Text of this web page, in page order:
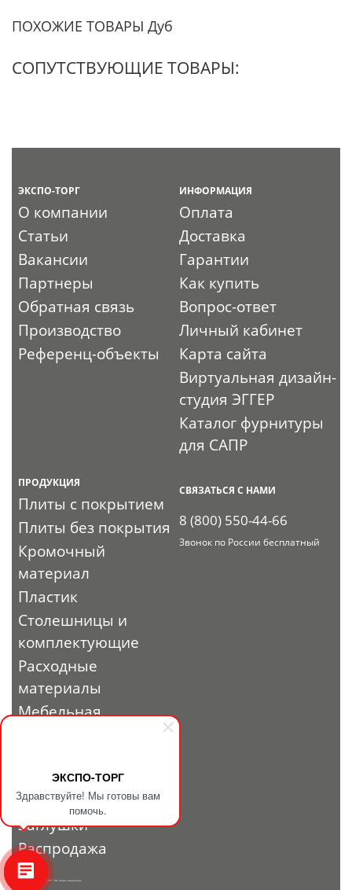
ЭКСПО-ТОРГ
Здравствуйте! Мы готовы вам
помочь.
ПОХОЖИЕ ТОВАРЫ Дуб
СОПУТСТВУЮЩИЕ ТОВАРЫ:
ЭКСПО-ТОРГ
О компании
Статьи
Вакансии
Партнеры
Обратная связь
Производство
Референц-объекты
ИНФОРМАЦИЯ
Оплата
Доставка
Гарантии
Как купить
Вопрос-ответ
Личный кабинет
Карта сайта
Виртуальная дизайн-
студия ЭГГЕР
Каталог фурнитуры
для САПР
ПРОДУКЦИЯ
Плиты с покрытием
Плиты без покрытия
Кромочный
материал
Пластик
Столешницы и
комплектующие
Расходные
материалы
Мебельная
профиль и
фурнитура
Заглушки
Распродажа
СВЯЗАТЬСЯ С НАМИ
8 (800) 550-44-66
Звонок по России бесплатный
© 2010 - 2026. ЭКСПО-ТОРГ. Все права защищены.